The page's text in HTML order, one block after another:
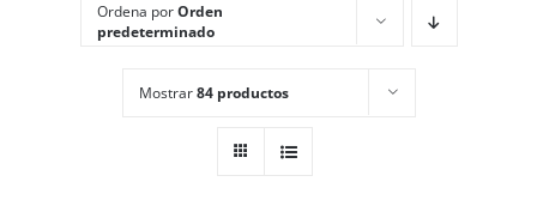
Ordena porOrden
predeterminado
Mostrar84 productos